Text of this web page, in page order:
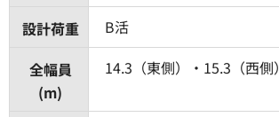
設計荷重
B活
全幅員
(m)
14.3（東側）・15.3（西側）